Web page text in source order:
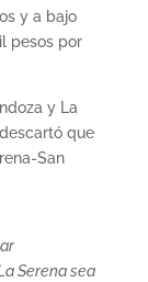
y a bajo
pesos por
y La
que
San
Serena sea